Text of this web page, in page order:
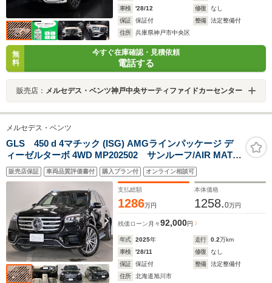
車検
'28/12 修復
なし
保証
保証付 整備
法定整備付
住所
兵庫県神戸市中央区
無
料
今すぐ在庫確認・見積依頼
電話する
販売店： メルセデス・ベンツ神戸中央サーティファイドカーセンター
メルセデス・ベンツ
GLS 450 d 4マチック (ISG) AMGラインパッケージ デ
ィーゼルターボ 4WD MP202502 サンルーフ/AIR MATIC
サス/AMG22インチAW/Aダンピング/Burmester/リラクゼ
ーション機能/全席シートヒーター/シートベンチレーショ
ン/フットトランクオープナー/温冷カップホルダ
ー/AppleCarPlay/AndroidAuto
販売店保証 車両品質評価書付 購入プラン付 オンライン相談可
支払総額
1286万円
本体価格
1258.0万円
残価ローン 月々92,000円
年式 2025年 走行 0.2万km
車検
'28/11 修復
なし
保証
保証付 整備
法定整備付
住所
北海道旭川市